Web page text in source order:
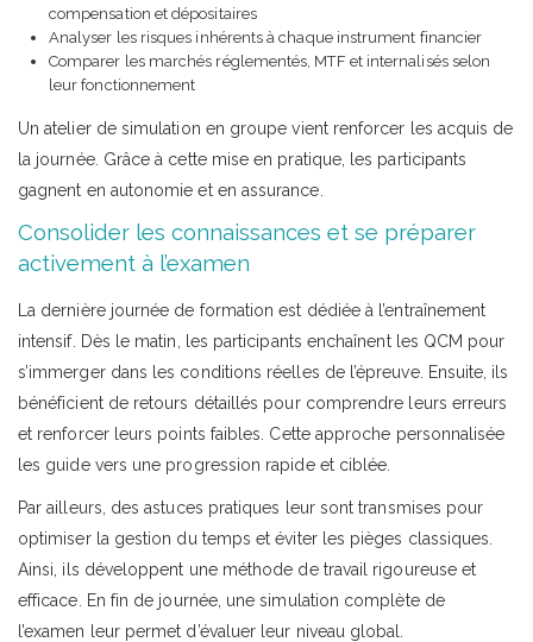
compensation et dépositaires
Analyser les risques inhérents à chaque instrument financier
Comparer les marchés réglementés, MTF et internalisés selon
leur fonctionnement
Un atelier de simulation en groupe vient renforcer les acquis de
la journée. Grâce à cette mise en pratique, les participants
gagnent en autonomie et en assurance.
Consolider les connaissances et se préparer
activement à l’examen
La dernière journée de formation est dédiée à l’entraînement
intensif. Dès le matin, les participants enchaînent les QCM pour
s’immerger dans les conditions réelles de l’épreuve. Ensuite, ils
bénéficient de retours détaillés pour comprendre leurs erreurs
et renforcer leurs points faibles. Cette approche personnalisée
les guide vers une progression rapide et ciblée.
Par ailleurs, des astuces pratiques leur sont transmises pour
optimiser la gestion du temps et éviter les pièges classiques.
Ainsi, ils développent une méthode de travail rigoureuse et
efficace. En fin de journée, une simulation complète de
l’examen leur permet d’évaluer leur niveau global.